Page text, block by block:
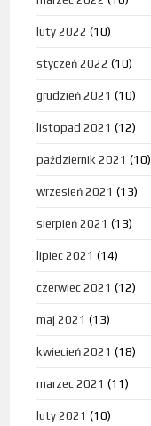
luty 2022 (10)
styczeń 2022 (10)
grudzień 2021 (10)
listopad 2021 (12)
październik 2021 (10)
wrzesień 2021 (13)
sierpień 2021 (13)
lipiec 2021 (14)
czerwiec 2021 (12)
maj 2021 (13)
kwiecień 2021 (18)
marzec 2021 (11)
luty 2021 (10)